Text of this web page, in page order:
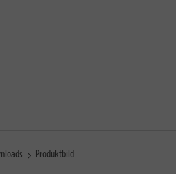
Produktbild